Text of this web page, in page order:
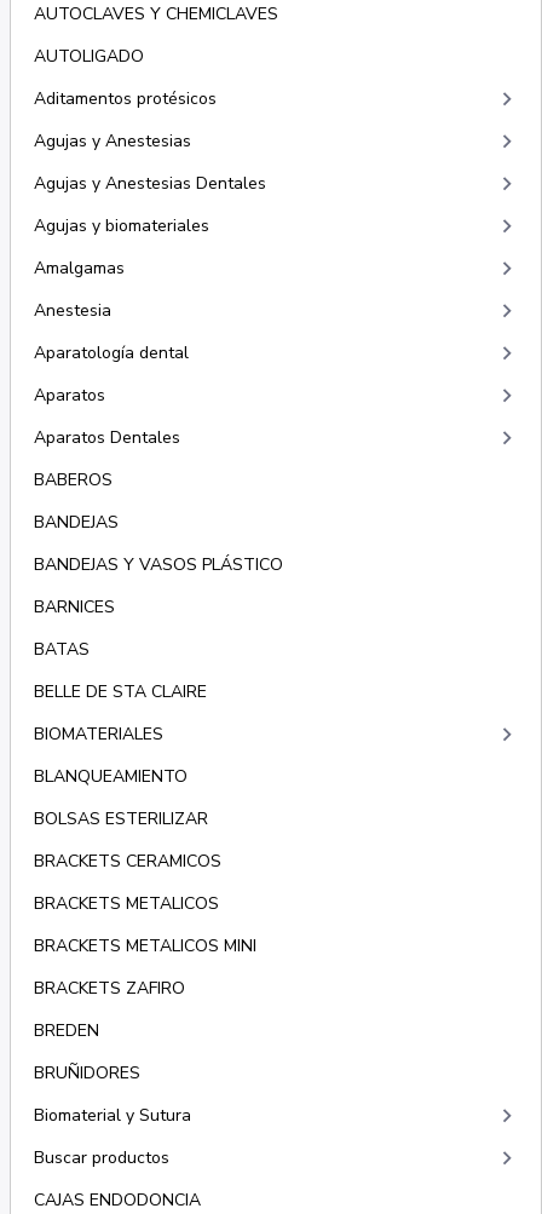
AUTOCLAVES Y CHEMICLAVES
AUTOLIGADO
Aditamentos protésicos
keyboard_arrow_right
Agujas y Anestesias keyboard_arrow_right
Agujas y Anestesias Dentales keyboard_arrow_right
Agujas y biomateriales keyboard_arrow_right
Amalgamas keyboard_arrow_right
Anestesia keyboard_arrow_right
Aparatología dental keyboard_arrow_right
Aparatos keyboard_arrow_right
Aparatos Dentales keyboard_arrow_right
BABEROS
BANDEJAS
BANDEJAS Y VASOS PLÁSTICO
BARNICES
BATAS
BELLE DE STA CLAIRE
BIOMATERIALES
keyboard_arrow_right
BLANQUEAMIENTO
BOLSAS ESTERILIZAR
BRACKETS CERAMICOS
BRACKETS METALICOS
BRACKETS METALICOS MINI
BRACKETS ZAFIRO
BREDEN
BRUÑIDORES
Biomaterial y Sutura
keyboard_arrow_right
Buscar productos keyboard_arrow_right
CAJAS ENDODONCIA